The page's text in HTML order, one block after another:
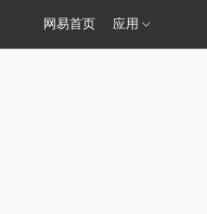
网易首页 应用